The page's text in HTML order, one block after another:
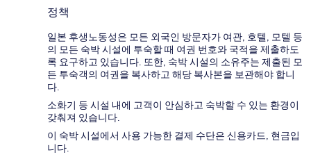
정책
일본 후생노동성은 모든 외국인 방문자가 여관, 호텔, 모텔 등
의 모든 숙박 시설에 투숙할 때 여권 번호와 국적을 제출하도
록 요구하고 있습니다. 또한, 숙박 시설의 소유주는 제출된 모
든 투숙객의 여권을 복사하고 해당 복사본을 보관해야 합니
다.
소화기 등 시설 내에 고객이 안심하고 숙박할 수 있는 환경이
갖춰져 있습니다.
이 숙박 시설에서 사용 가능한 결제 수단은 신용카드, 현금입
니다.